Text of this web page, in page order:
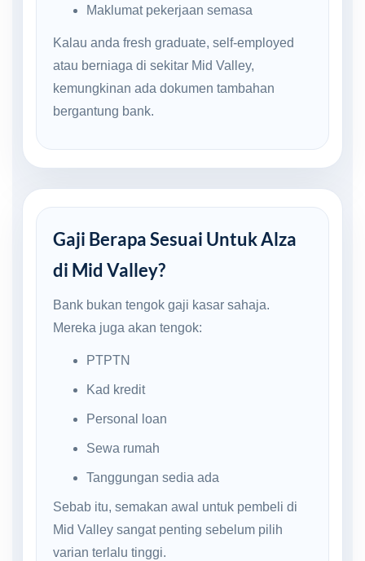
Maklumat pekerjaan semasa
Kalau anda fresh graduate, self-employed
atau berniaga di sekitar Mid Valley,
kemungkinan ada dokumen tambahan
bergantung bank.
Gaji Berapa Sesuai Untuk Alza
di Mid Valley?
Bank bukan tengok gaji kasar sahaja.
Mereka juga akan tengok:
PTPTN
Kad kredit
Personal loan
Sewa rumah
Tanggungan sedia ada
Sebab itu, semakan awal untuk pembeli di
Mid Valley sangat penting sebelum pilih
varian terlalu tinggi.